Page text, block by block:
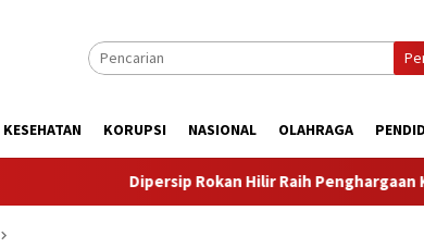
KESEHATAN KORUPSI NASIONAL OLAHRAGA
Rokan Hilir Raih Penghargaan Kearsipan Peringkat III